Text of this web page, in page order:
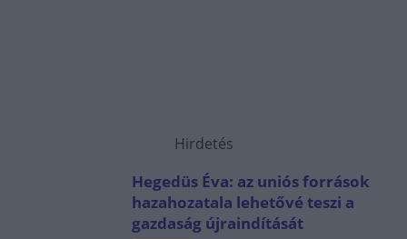
Hirdetés
Hegedüs Éva: az uniós források
hazahozatala lehetővé teszi a
gazdaság újraindítását